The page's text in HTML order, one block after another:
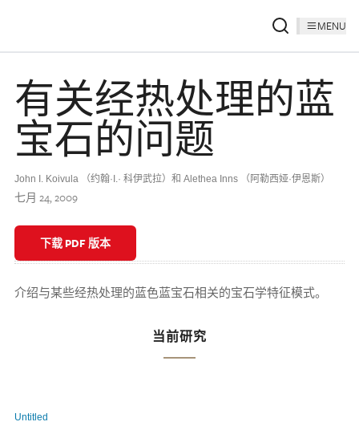
MENU
有关经热处理的蓝
宝石的问题
John I. Koivula （约翰·I.· 科伊武拉）和 Alethea Inns （阿勒西娅·伊恩斯）
七月 24, 2009
下载 PDF 版本
介绍与某些经热处理的蓝色蓝宝石相关的宝石学特征模式。
当前研究
Untitled